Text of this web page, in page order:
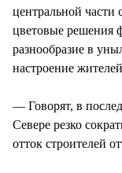
центральной части
цветовые решения
разнообразие в
настроение
— Говорят, в
Севере резко
отток строителей